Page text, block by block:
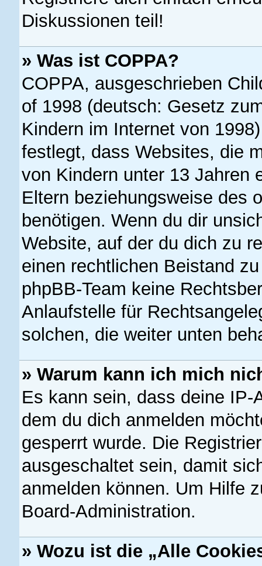
Diskussionen teil!
» Was ist COPPA?
COPPA, ausgeschrieben
of 1998 (deutsch: Gesetz
Kindern im Internet von
festlegt, dass Websites, die
von Kindern unter 13 Jahren
Eltern beziehungsweise des
benötigen. Wenn du dir
Website, auf der du dich zu
einen rechtlichen Beistand
phpBB-Team keine
Anlaufstelle für
solchen, die weiter unten
» Warum kann ich mich
Es kann sein, dass deine
dem du dich anmelden
gesperrt wurde. Die
ausgeschaltet sein, damit
anmelden können. Um Hilfe
Board-Administration.
» Wozu ist die „Alle